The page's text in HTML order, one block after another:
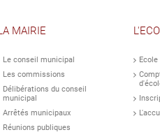
MAIRIE
Le conseil municipal
Les commissions
Délibérations du conseil
municipal
Arrêtés municipaux
Réunions publiques